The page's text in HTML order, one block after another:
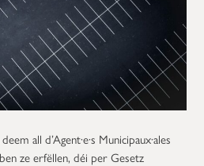
all d’Agent·e·s Municipaux·ales
ze erfëllen, déi per Gesetz